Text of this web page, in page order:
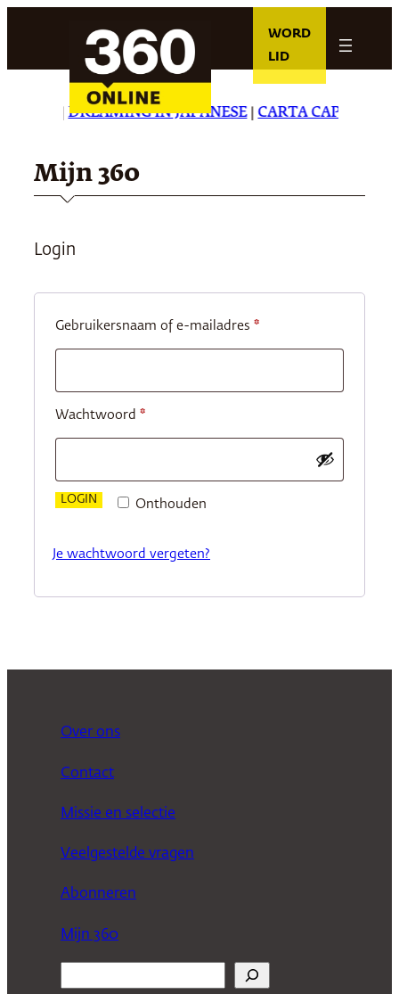
WORD
LID
DREAMING IN JAPANESE| CARTA CAPITAL
Mijn 360
Login
Gebruikersnaam of e-mailadres *Vereist
Wachtwoord *Vereist
Onthouden
LOGIN
Je wachtwoord vergeten?
Over ons
Contact
Missie en selectie
Veelgestelde vragen
Abonneren
Mijn 360